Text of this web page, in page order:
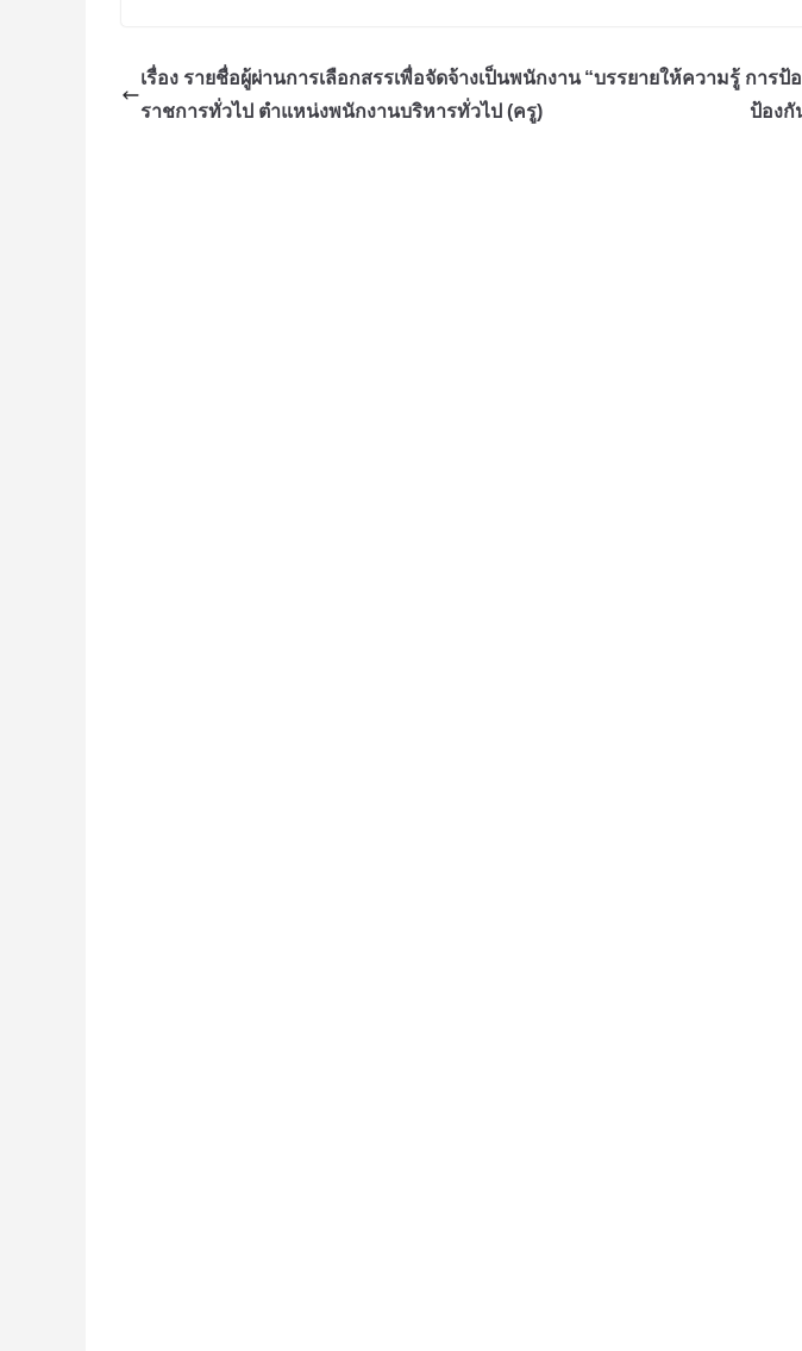
เรื่อง รายชื่อผู้ผ่านการเลือกสรรเพื่อจัดจ้างเป็นพนักงาน
ราชการทั่วไป ตำแหน่งพนักงานบริหารทั่วไป (ครู)
“บรรยายให้ความรู้ การ
ป้องกั